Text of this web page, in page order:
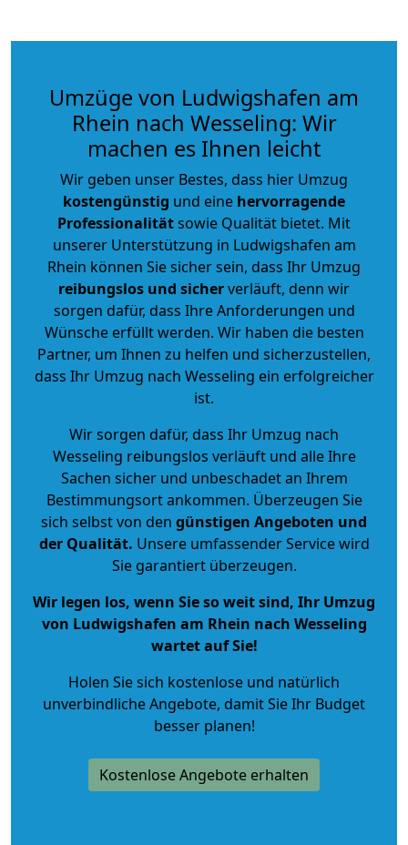
Umzüge von Ludwigshafen am
Rhein nach Wesseling: Wir
machen es Ihnen leicht
Wir geben unser Bestes, dass hier Umzug
kostengünstig und eine hervorragende
Professionalitätsowie Qualität bietet. Mit
unserer Unterstützung in Ludwigshafen am
Rhein können Sie sicher sein, dass Ihr Umzug
reibungslos und sicherverläuft, denn wir
sorgen dafür, dass Ihre Anforderungen und
Wünsche erfüllt werden. Wir haben die besten
Partner, um Ihnen zu helfen und sicherzustellen,
dass Ihr Umzug nach Wesseling ein erfolgreicher
ist.
Wir sorgen dafür, dass Ihr Umzug nach
Wesseling reibungslos verläuft und alle Ihre
Sachen sicher und unbeschadet an Ihrem
Bestimmungsort ankommen. Überzeugen Sie
sich selbst von den günstigen Angeboten und
der Qualität. Unsere umfassender Service wird
Sie garantiert überzeugen.
Wir legen los, wenn Sie so weit sind, Ihr Umzug
von Ludwigshafen am Rhein nach Wesseling
wartet auf Sie!
Holen Sie sich kostenlose und natürlich
unverbindliche Angebote, damit Sie Ihr Budget
besser planen!
Kostenlose Angebote erhalten